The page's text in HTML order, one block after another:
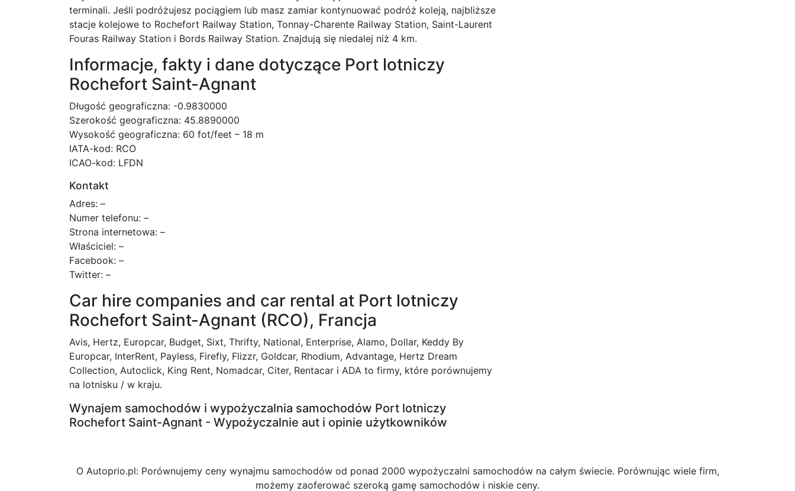
terminali. Jeśli podróżujesz pociągiem lub masz zamiar kontynuować podróż koleją, najbliższe
stacje kolejowe to Rochefort Railway Station, Tonnay-Charente Railway Station, Saint-Laurent
Fouras Railway Station i Bords Railway Station. Znajdują się niedalej niż 4 km.
Informacje, fakty i dane dotyczące Port lotniczy
Rochefort Saint-Agnant
Długość geograficzna: -0.9830000
Szerokość geograficzna: 45.8890000
Wysokość geograficzna: 60 fot/feet – 18 m
IATA-kod: RCO
ICAO-kod: LFDN
Kontakt
Adres: –
Numer telefonu: –
Strona internetowa: –
Właściciel: –
Facebook: –
Twitter: –
Car hire companies and car rental at Port lotniczy
Rochefort Saint-Agnant (RCO), Francja
Avis, Hertz, Europcar, Budget, Sixt, Thrifty, National, Enterprise, Alamo, Dollar, Keddy By
Europcar, InterRent, Payless, Firefly, Flizzr, Goldcar, Rhodium, Advantage, Hertz Dream
Collection, Autoclick, King Rent, Nomadcar, Citer, Rentacar i ADA to firmy, które porównujemy
na lotnisku / w kraju.
Wynajem samochodów i wypożyczalnia samochodów Port lotniczy
Rochefort Saint-Agnant - Wypożyczalnie aut i opinie użytkowników
O Autoprio.pl: Porównujemy ceny wynajmu samochodów od ponad 2000 wypożyczalni samochodów na całym świecie. Porównując wiele firm,
możemy zaoferować szeroką gamę samochodów i niskie ceny.